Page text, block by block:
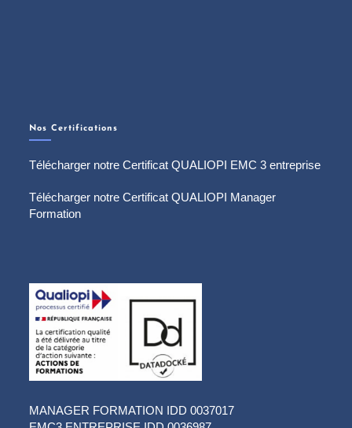
Nos Certifications
Télécharger notre Certificat QUALIOPI EMC 3 entreprise
Télécharger notre Certificat QUALIOPI Manager
Formation
MANAGER FORMATION IDD 0037017